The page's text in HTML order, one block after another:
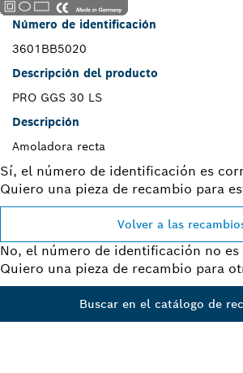
Número de identificación
3601BB5020
Descripción del producto
PRO GGS 30 LS
Descripción
Amoladora recta
Sí, el número de identificación es
Quiero una pieza de recambio para
Volver a las
No, el número de identificación no
Quiero una pieza de recambio para
Buscar en el catálogo de